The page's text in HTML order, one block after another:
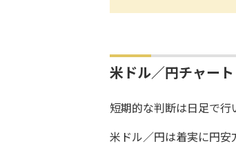
米ドル／円チャー
短期的な判断は日足で行
米ドル／円は着実に円